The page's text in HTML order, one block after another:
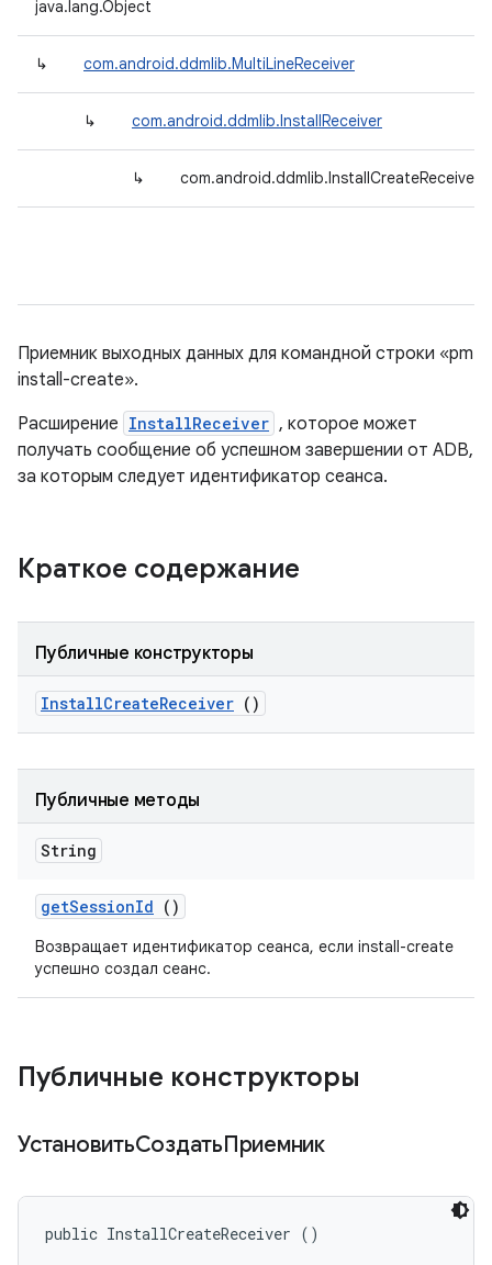
java.lang.Object
↳ com.android.ddmlib.MultiLineReceiver
↳ com.android.ddmlib.InstallReceiver
↳ com.android.ddmlib.InstallCreateReceiver
Приемник выходных данных для командной строки «pm
install-create».
Расширение InstallReceiver , которое может
получать сообщение об успешном завершении от ADB,
за которым следует идентификатор сеанса.
Краткое содержание
Публичные конструкторы
InstallCreateReceiver ()
Публичные методы
String
getSessionId ()
Возвращает идентификатор сеанса, если install-create
успешно создал сеанс.
Публичные конструкторы
УстановитьСоздатьПриемник
public InstallCreateReceiver ()